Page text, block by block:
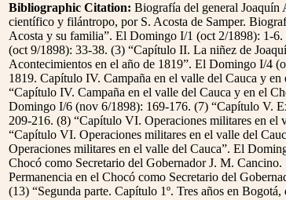
Bibliographic Citation: Biografía del general Joaquín
científico y filántropo, por S. Acosta de Samper.
Acosta y su familia”. El Domingo I/1 (oct 2/1898): 1-
(oct 9/1898): 33-38. (3) “Capítulo II. La niñez de
Acontecimientos en el año de 1819”. El Domingo I/4
1819. Capítulo IV. Campaña en el valle del Cauca y
“Capítulo IV. Campaña en el valle del Cauca y en el
Domingo I/6 (nov 6/1898): 169-176. (7) “Capítulo V.
209-216. (8) “Capítulo VI. Operaciones militares en
“Capítulo VI. Operaciones militares en el valle del
Operaciones militares en el valle del Cauca”. El
Chocó como Secretario del Gobernador J. M.
Permanencia en el Chocó como Secretario del
(13) “Segunda parte. Capítulo 1º. Tres años en